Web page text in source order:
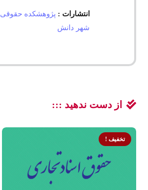
انتشارات : پژوهشکده حقوقی
شهر دانش
از دست ندهید :::
تخفیف !